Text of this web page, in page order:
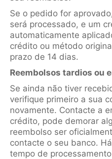
Se o pedido for
será processado, e um
automaticamente
crédito ou método
prazo de 14 dias.
Reembolsos tardios ou
Se ainda não tiver
verifique primeiro a sua
novamente. Contacte a
crédito, pode demorar
reembolso ser
contacte o seu banco.
tempo de